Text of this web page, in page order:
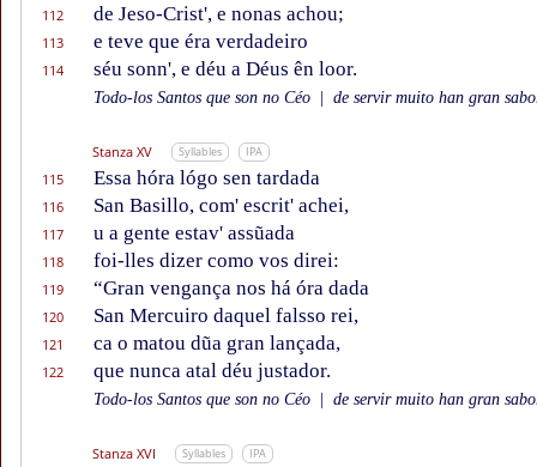
112 de Jeso-Crist', e nonas achou;
113 e teve que éra verdadeiro
114 séu sonn', e déu a Déus ên loor.
Todo-los Santos que son no Céo de servir muito han gran
Stanza XV Syllables IPA
115 Essa hóra lógo sen tardada
116 San Basillo, com' escrit' achei,
117 u a gente estav' assũada
118 foi-lles dizer como vos direi:
119 “Gran vengança nos há óra dada
120 San Mercuiro daquel falsso rei,
121 ca o matou dũa gran lançada,
122 que nunca atal déu justador.
Todo-los Santos que son no Céo de servir muito han gran
Stanza XVI Syllables IPA